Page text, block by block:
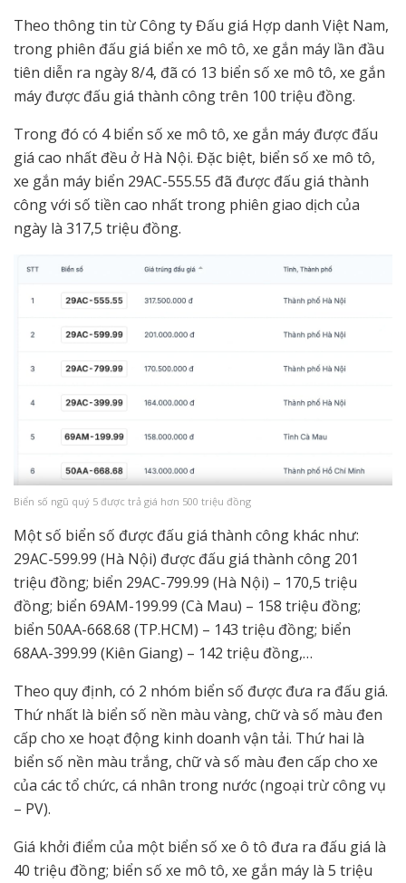
Theo thông tin từ Công ty Đấu giá Hợp danh Việt Nam,
trong phiên đấu giá biển xe mô tô, xe gắn máy lần đầu
tiên diễn ra ngày 8/4, đã có 13 biển số xe mô tô, xe gắn
máy được đấu giá thành công trên 100 triệu đồng.
Trong đó có 4 biển số xe mô tô, xe gắn máy được đấu
giá cao nhất đều ở Hà Nội. Đặc biệt, biển số xe mô tô,
xe gắn máy biển 29AC-555.55 đã được đấu giá thành
công với số tiền cao nhất trong phiên giao dịch của
ngày là 317,5 triệu đồng.
Biển số ngũ quý 5 được trả giá hơn 500 triệu đồng
Một số biển số được đấu giá thành công khác như:
29AC-599.99 (Hà Nội) được đấu giá thành công 201
triệu đồng; biển 29AC-799.99 (Hà Nội) – 170,5 triệu
đồng; biển 69AM-199.99 (Cà Mau) – 158 triệu đồng;
biển 50AA-668.68 (TP.HCM) – 143 triệu đồng; biển
68AA-399.99 (Kiên Giang) – 142 triệu đồng,…
Theo quy định, có 2 nhóm biển số được đưa ra đấu giá.
Thứ nhất là biển số nền màu vàng, chữ và số màu đen
cấp cho xe hoạt động kinh doanh vận tải. Thứ hai là
biển số nền màu trắng, chữ và số màu đen cấp cho xe
của các tổ chức, cá nhân trong nước (ngoại trừ công vụ
– PV).
Giá khởi điểm của một biển số xe ô tô đưa ra đấu giá là
40 triệu đồng; biển số xe mô tô, xe gắn máy là 5 triệu